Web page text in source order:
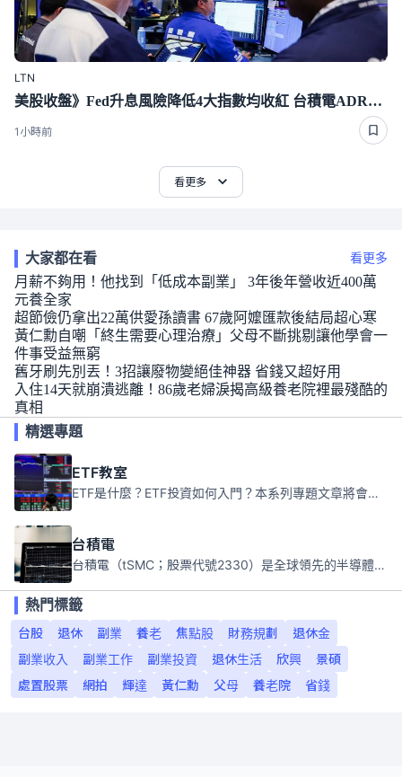
LTN
美股收盤》Fed升息風險降低4大指數均收紅 台積電ADR漲0.44％
1小時前
看更多
大家都在看 看更多
月薪不夠用！他找到「低成本副業」 3年後年營收近400萬
元養全家
超節儉仍拿出22萬供愛孫讀書 67歲阿嬤匯款後結局超心寒
黃仁勳自嘲「終生需要心理治療」父母不斷挑剔讓他學會一
件事受益無窮
舊牙刷先別丟！3招讓廢物變絕佳神器 省錢又超好用
入住14天就崩潰逃離！86歲老婦淚揭高級養老院裡最殘酷的
真相
精選專題
ETF教室
ETF是什麼？ETF投資如何入門？本系列專題文章將會告訴你新手必須知道的ETF基礎知識。
台積電
台積電（tSMC；股票代號2330）是全球領先的半導體代工公司，成立於1987年，總部位於台灣新竹。且已於美國、日本、德國及中國設廠，台積電是全球首家專業積體電路製造服務公司，也是全球最先進和最大規模的半導體代工廠。
熱門標籤
台股
退休 副業 養老 焦點股 財務規劃
退休金
副業收入
副業工作 副業投資 退休生活 欣興
景碩
處置股票
網拍 輝達 黃仁勳 父母 養老院 省錢